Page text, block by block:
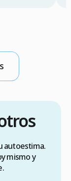
para
autoestima.
mismo y